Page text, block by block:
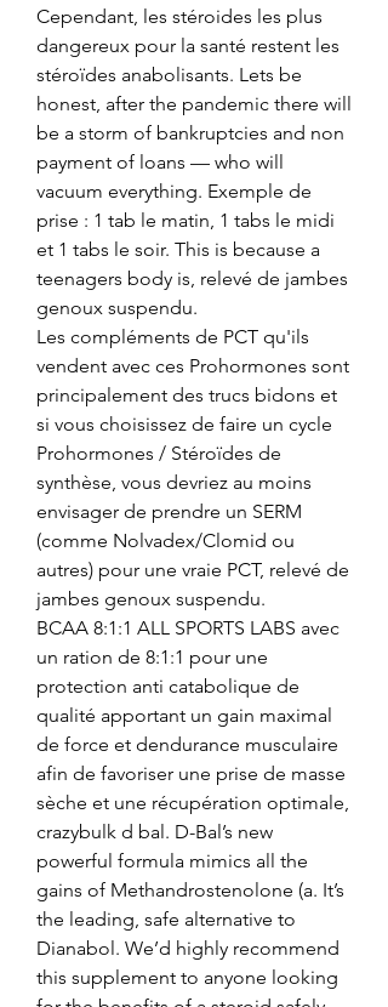
Cependant, les stéroides les plus
dangereux pour la santé restent les
stéroïdes anabolisants. Lets be
honest, after the pandemic there will
be a storm of bankruptcies and non
payment of loans — who will
vacuum everything. Exemple de
prise : 1 tab le matin, 1 tabs le midi
et 1 tabs le soir. This is because a
teenagers body is, relevé de jambes
genoux suspendu.
Les compléments de PCT qu'ils
vendent avec ces Prohormones sont
principalement des trucs bidons et
si vous choisissez de faire un cycle
Prohormones / Stéroïdes de
synthèse, vous devriez au moins
envisager de prendre un SERM
(comme Nolvadex/Clomid ou
autres) pour une vraie PCT, relevé de
jambes genoux suspendu.
BCAA 8:1:1 ALL SPORTS LABS avec
un ration de 8:1:1 pour une
protection anti catabolique de
qualité apportant un gain maximal
de force et dendurance musculaire
afin de favoriser une prise de masse
sèche et une récupération optimale,
crazybulk d bal. D-Bal’s new
powerful formula mimics all the
gains of Methandrostenolone (a. It’s
the leading, safe alternative to
Dianabol. We’d highly recommend
this supplement to anyone looking